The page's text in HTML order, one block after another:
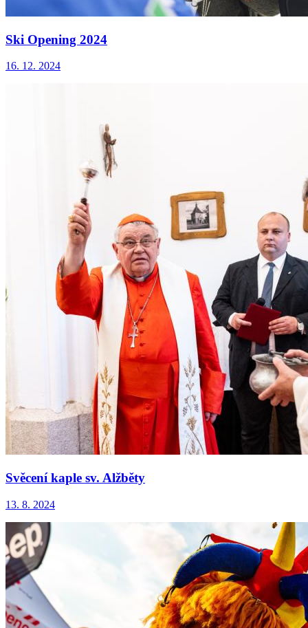
Ski Opening 2024
16. 12. 2024
Svěcení kaple sv. Alžběty
13. 8. 2024